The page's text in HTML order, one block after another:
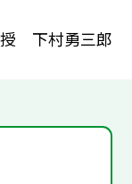
授 下村勇三郎